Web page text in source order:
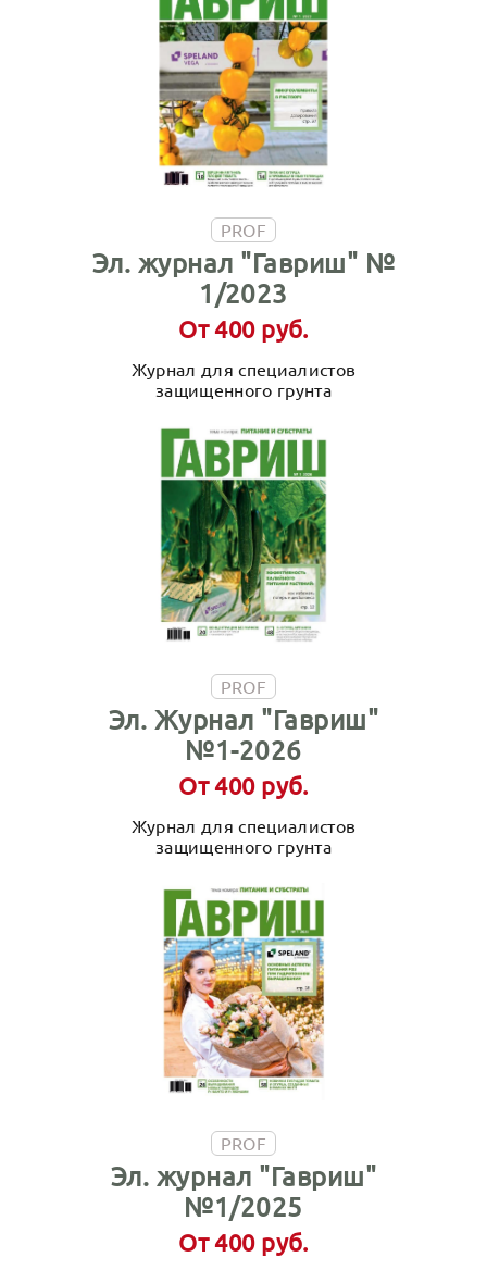
PROF
Эл. журнал "Гавриш" №
1/2023
От 400 руб.
Журнал для специалистов
защищенного грунта
PROF
Эл. Журнал "Гавриш"
№1-2026
От 400 руб.
Журнал для специалистов
защищенного грунта
PROF
Эл. журнал "Гавриш"
№1/2025
От 400 руб.